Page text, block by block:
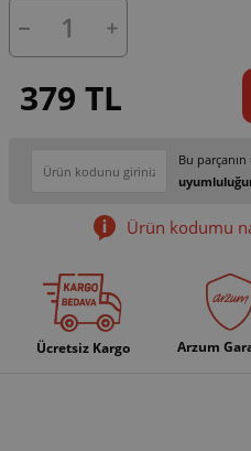
379 TL
Bu
Ürün kodumu
Ücretsiz Kargo Arzum